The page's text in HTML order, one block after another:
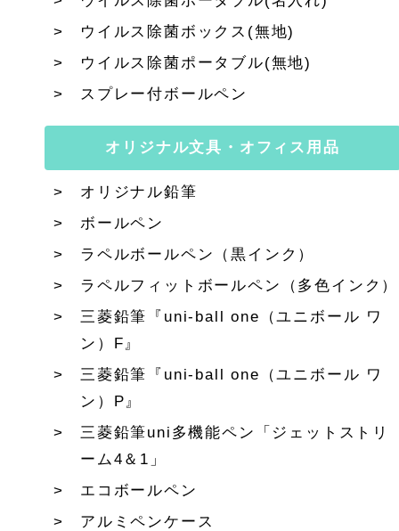
ウイルス除菌ボックス(無地)
ウイルス除菌ポータブル(無地)
スプレー付ボールペン
オリジナル文具・オフィス用品
オリジナル鉛筆
ボールペン
ラペルボールペン（黒インク）
ラペルフィットボールペン（多色インク）
三菱鉛筆『uni-ball one（ユニボール ワ
ン）F』
三菱鉛筆『uni-ball one（ユニボール ワ
ン）P』
三菱鉛筆uni多機能ペン「ジェットストリ
ーム4＆1」
エコボールペン
アルミペンケース